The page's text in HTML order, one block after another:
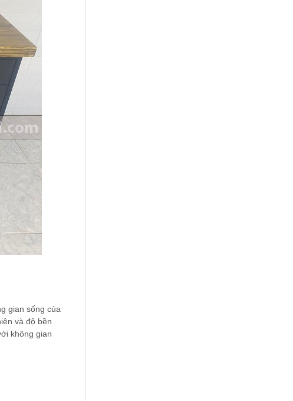
gian sống của
và độ bền
không gian